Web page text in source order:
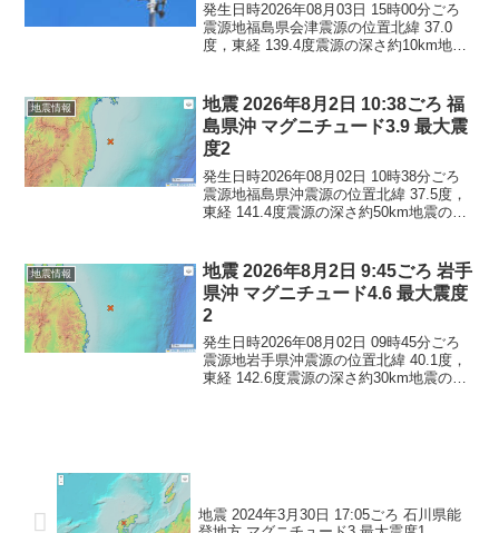
発生日時2026年08月03日 15時00分ごろ
震源地福島県会津震源の位置北緯 37.0
度，東経 139.4度震源の深さ約10km地震
せん。震度2福島県檜枝岐村
地震情報
地震 2026年8月2日 10:38ごろ 福
島県沖 マグニチュード3.9 最大震
度2
発生日時2026年08月02日 10時38分ごろ
震源地福島県沖震源の位置北緯 37.5度，
東経 141.4度震源の深さ約50km地震の規
ん。震度2福島県相馬市南相馬...
地震情報
地震 2026年8月2日 9:45ごろ 岩手
県沖 マグニチュード4.6 最大震度
2
発生日時2026年08月02日 09時45分ごろ
震源地岩手県沖震源の位置北緯 40.1度，
東経 142.6度震源の深さ約30km地震の規
地震 2024年3月30日 17:05ごろ 石川県能